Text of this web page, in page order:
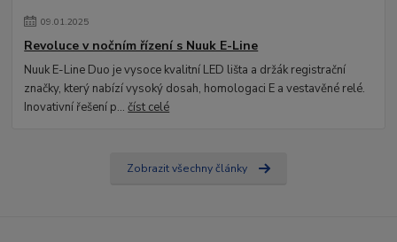
09.01.2025
Revoluce v nočním řízení s Nuuk E-Line
Nuuk E-Line Duo je vysoce kvalitní LED lišta a držák registrační
značky, který nabízí vysoký dosah, homologaci E a vestavěné relé.
Inovativní řešení p...číst celé
Zobrazit všechny články